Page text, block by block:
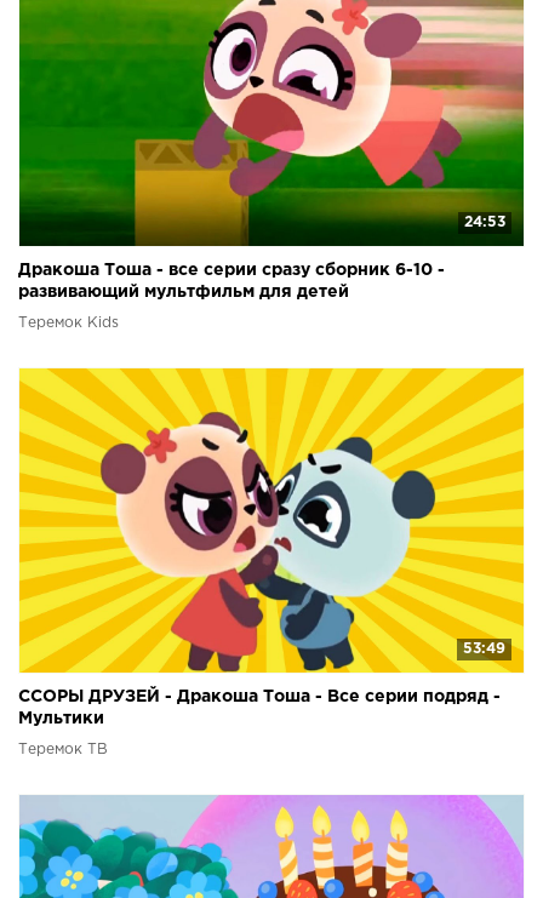
24:53
Дракоша Тоша - все серии сразу сборник 6-10 -
развивающий мультфильм для детей
Теремок Kids
53:49
ССОРЫ ДРУЗЕЙ - Дракоша Тоша - Все серии подряд -
Мультики
Теремок ТВ